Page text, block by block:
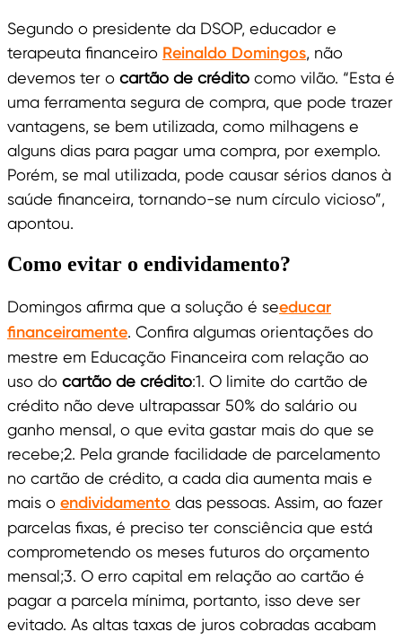
Segundo o presidente da DSOP, educador e
terapeuta financeiro Reinaldo Domingos, não
devemos ter o cartão de crédito como vilão. “Esta é
uma ferramenta segura de compra, que pode trazer
vantagens, se bem utilizada, como milhagens e
alguns dias para pagar uma compra, por exemplo.
Porém, se mal utilizada, pode causar sérios danos à
saúde financeira, tornando-se num círculo vicioso”,
apontou.
Como evitar o endividamento?
Domingos afirma que a solução é seeducar
financeiramente. Confira algumas orientações do
mestre em Educação Financeira com relação ao
uso do cartão de crédito:1. O limite do cartão de
crédito não deve ultrapassar 50% do salário ou
ganho mensal, o que evita gastar mais do que se
recebe;2. Pela grande facilidade de parcelamento
no cartão de crédito, a cada dia aumenta mais e
mais o endividamento das pessoas. Assim, ao fazer
parcelas fixas, é preciso ter consciência que está
comprometendo os meses futuros do orçamento
mensal;3. O erro capital em relação ao cartão é
pagar a parcela mínima, portanto, isso deve ser
evitado. As altas taxas de juros cobradas acabam